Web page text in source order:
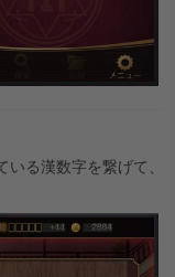
る漢数字を繋げて、